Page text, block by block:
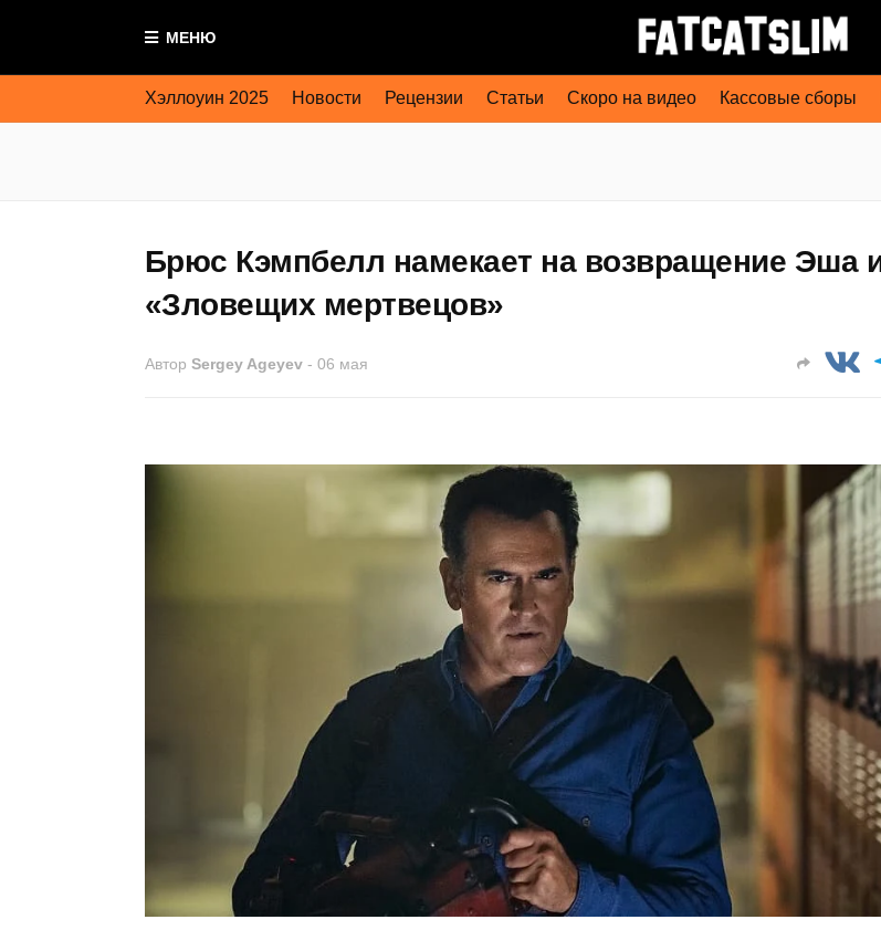
МЕНЮ
Хэллоуин 2025 Новости Рецензии Статьи Скоро на видео Кассовые сборы
Брюс Кэмпбелл намекает на возвращение Эша
«Зловещих мертвецов»
Автор Sergey Ageyev - 06 мая